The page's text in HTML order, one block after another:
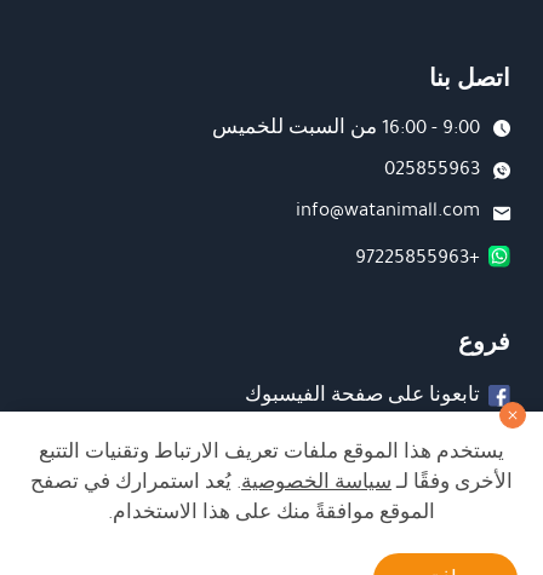
اتصل بنا
9:00 - 16:00 من السبت للخميس
025855963
info@watanimall.com
+97225855963
فروع
تابعونا على صفحة الفيسبوك
الشراء من الموقع آمن ويلبي أعلى معايير الأمان
يستخدم هذا الموقع ملفات تعريف الارتباط وتقنيات التتبع
الأخرى وفقًا لـسياسة الخصوصية. يُعد استمرارك في تصفح
الموقع موافقةً منك على هذا الاستخدام.